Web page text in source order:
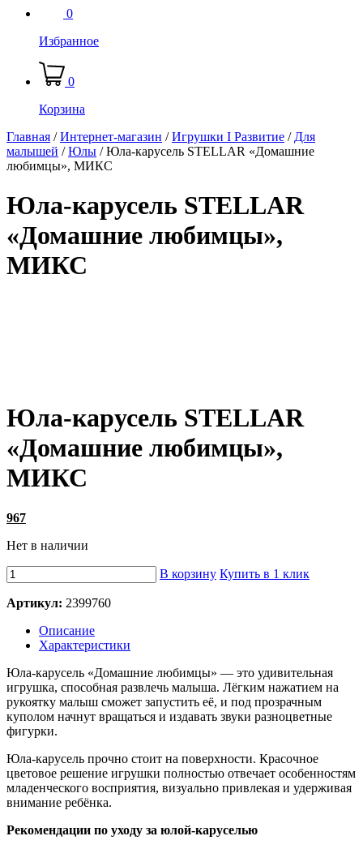
0
Избранное
0
Корзина
Главная /Интернет-магазин /Игрушки I Развитие / Для
малышей /Юлы /Юла-карусель STELLAR «Домашние
любимцы», МИКС
Юла-карусель STELLAR
«Домашние любимцы»,
МИКС
Юла-карусель STELLAR
«Домашние любимцы»,
МИКС
967
Нет в наличии
В корзину Купить в 1 клик
Артикул: 2399760
Описание
Характеристики
Юла-карусель «Домашние любимцы» — это удивительная
игрушка, способная развлечь малыша. Лёгким нажатием на
рукоятку малыш сможет запустить её, и под прозрачным
куполом начнут вращаться и издавать звуки разноцветные
фигурки.
Юла-карусель прочно стоит на поверхности. Красочное
цветовое решение игрушки полностью отвечает особенностям
младенческого восприятия, визуально привлекая и удерживая
внимание ребёнка.
Рекомендации по уходу за юлой-каруселью